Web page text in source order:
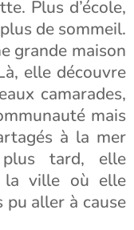
Plus d’école,
de sommeil.
grande maison
elle découvre
camarades,
mais
à la mer
tard, elle
la ville où elle
pu aller à cause